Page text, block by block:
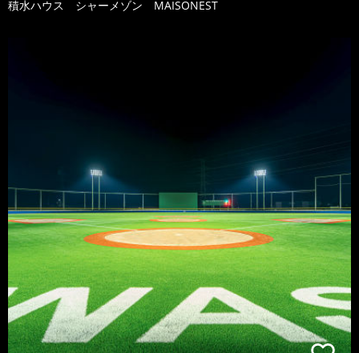
積水ハウス シャーメゾン MAISONEST